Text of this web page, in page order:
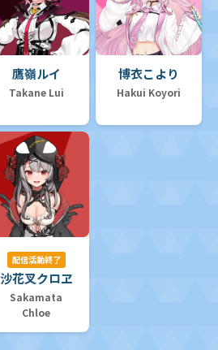
鷹嶺ルイ
Takane Lui
博衣こより
Hakui Koyori
配信活動終了
沙花叉クロヱ
Sakamata
Chloe